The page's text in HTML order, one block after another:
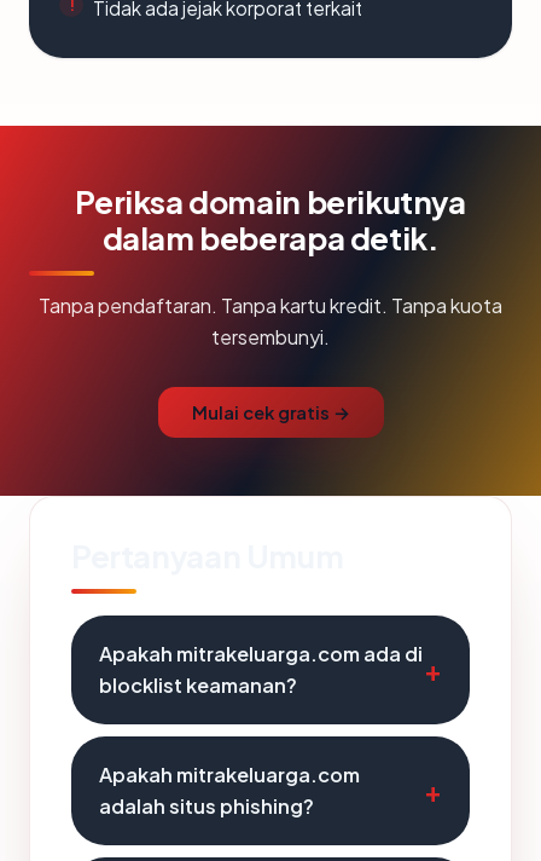
Tidak ada jejak korporat terkait
Periksa domain berikutnya
dalam beberapa detik.
Tanpa pendaftaran. Tanpa kartu kredit. Tanpa kuota
tersembunyi.
Mulai cek gratis →
Apakah mitrakeluarga.com ada di
blocklist keamanan?
Apakah mitrakeluarga.com
adalah situs phishing?